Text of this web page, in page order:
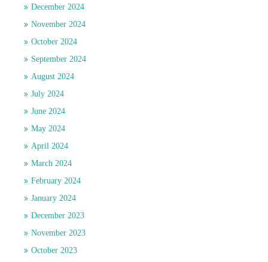
December 2024
November 2024
October 2024
September 2024
August 2024
July 2024
June 2024
May 2024
April 2024
March 2024
February 2024
January 2024
December 2023
November 2023
October 2023